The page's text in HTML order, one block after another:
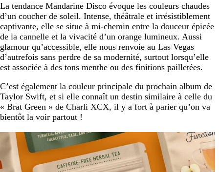
La tendance Mandarine Disco évoque les couleurs chaudes
d’un coucher de soleil. Intense, théâtrale et irrésistiblement
captivante, elle se situe à mi-chemin entre la douceur épicée
de la cannelle et la vivacité d’un orange lumineux. Aussi
glamour qu’accessible, elle nous renvoie au Las Vegas
d’autrefois sans perdre de sa modernité, surtout lorsqu’elle
est associée à des tons menthe ou des finitions pailletées.
C’est également la couleur principale du prochain album de
Taylor Swift, et si elle connaît un destin similaire à celle du
« Brat Green » de Charli XCX, il y a fort à parier qu’on va
bientôt la voir partout !